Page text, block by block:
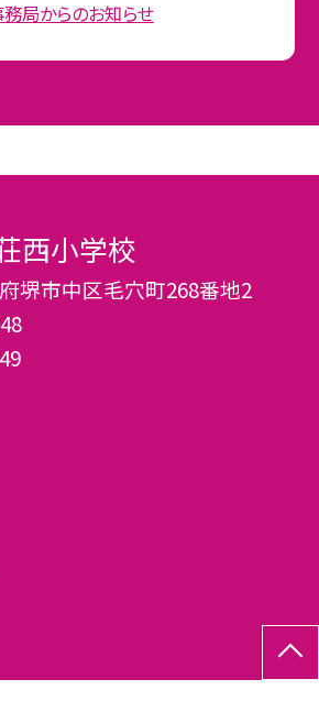
局からのお知らせ
西小学校
堺市中区毛穴町268番地2